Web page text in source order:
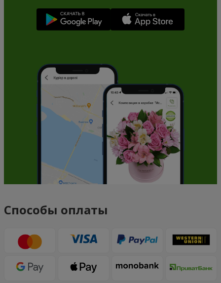
Способы оплаты